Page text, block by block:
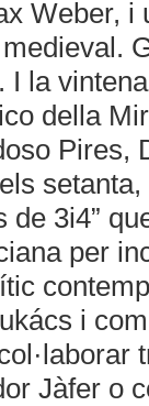
Weber, i
la
della
Pires,
de 3i4”
per
i
Jàfer o